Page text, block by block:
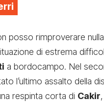
posso rimproverare
di estrema
a bordocampo. Nel
l’ultimo assalto della
respinta corta di Cakir